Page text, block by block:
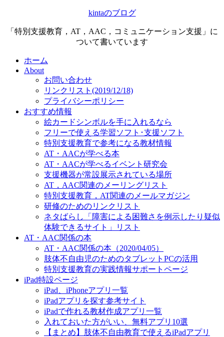
kintaのブログ
「特別支援教育，AT，AAC，コミュニケーション支援」に
ついて書いています
ホーム
About
お問い合わせ
リンクリスト(2019/12/18)
プライバシーポリシー
おすすめ情報
絵カードシンボルを手に入れるなら
フリーで使える学習ソフト･支援ソフト
特別支援教育で参考になる教材情報
AT・AACが学べる本
AT・AACが学べるイベント研究会
支援機器が常設展示されている場所
AT，AAC関連のメーリングリスト
特別支援教育，AT関連のメールマガジン
研修のためのリンクリスト
ネタばらし「障害による困難さを例示したり疑似
体験できるサイト」リスト
AT・AAC関係の本
AT・AAC関係の本（2020/04/05）
肢体不自由児のためのタブレットPCの活用
特別支援教育の実践情報サポートページ
iPad特設ページ
iPad、iPhoneアプリ一覧
iPadアプリを探す参考サイト
iPadで作れる教材作成アプリ一覧
入れておいた方がいい、無料アプリ10選
【まとめ】肢体不自由教育で使えるiPadアプリ